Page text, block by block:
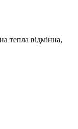
тепла відмінна,